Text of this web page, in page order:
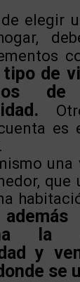
elegir
de
de
es
una
que
la
y
se